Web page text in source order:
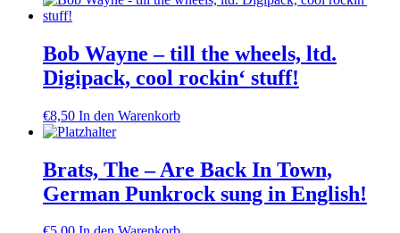
Bob Wayne – till the wheels, ltd.
Digipack, cool rockin‘ stuff!
€8,50 In den Warenkorb
Brats, The – Are Back In Town,
German Punkrock sung in English!